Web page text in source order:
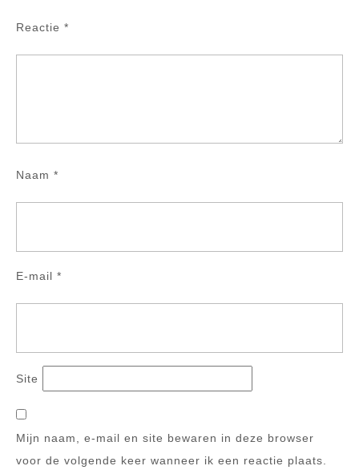
Reactie *
Naam *
E-mail *
Site
Mijn naam, e-mail en site bewaren in deze browser
voor de volgende keer wanneer ik een reactie plaats.